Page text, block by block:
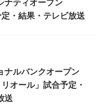
ナティオープン
・結果・テレビ放送
ナルバンクオープン
オール」試合予定・
送